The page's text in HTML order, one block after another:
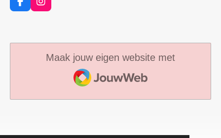
F
a
b
I
n
a
Maak jouw eigen website met
JouwWeb